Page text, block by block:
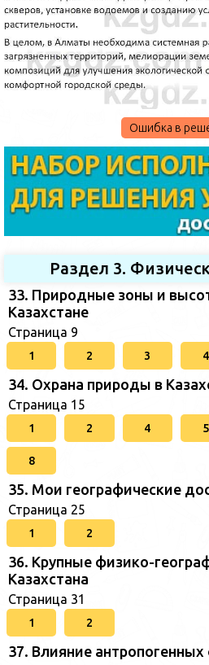
Ошибка в
Раздел 3.
33. Природные зоны и
Казахстане
Страница 9
1 2 3 4
34. Охрана природы в
Страница 15
1 2 4 5
8
35. Мои географические
Страница 25
1 2
36. Крупные физико-
Казахстана
Страница 31
1 2
37. Влияние